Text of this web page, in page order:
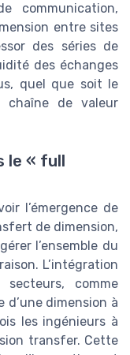
communication,
entre sites
des séries de
des échanges
quel que soit le
chaîne de valeur
le « full
l’émergence de
de dimension,
l’ensemble du
L’intégration
secteurs, comme
d’une dimension à
les ingénieurs à
transfer. Cette